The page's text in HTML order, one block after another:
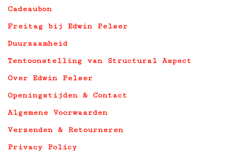
Cadeaubon
Freitag bij Edwin Pelser
Duurzaamheid
Tentoonstelling van Structural Aspect
Over Edwin Pelser
Openingstijden & Contact
Algemene Voorwaarden
Verzenden & Retourneren
Privacy Policy